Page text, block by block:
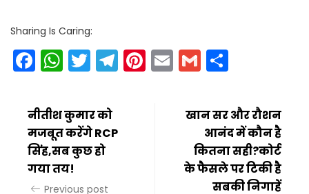
Sharing Is Caring:
Facebook
WhatsApp
Twitter
Telegram
Pinterest
EmailGmail
नीतीश कुमार को
मजबूत करेंगे RCP
सिंह,सब कुछ हो
गया तय!
Previous post
खान सर और रौशन
आनंद में कौन है
कितना सही?कोर्ट
के फैसले पर टिकी है
सबकी निगाहें